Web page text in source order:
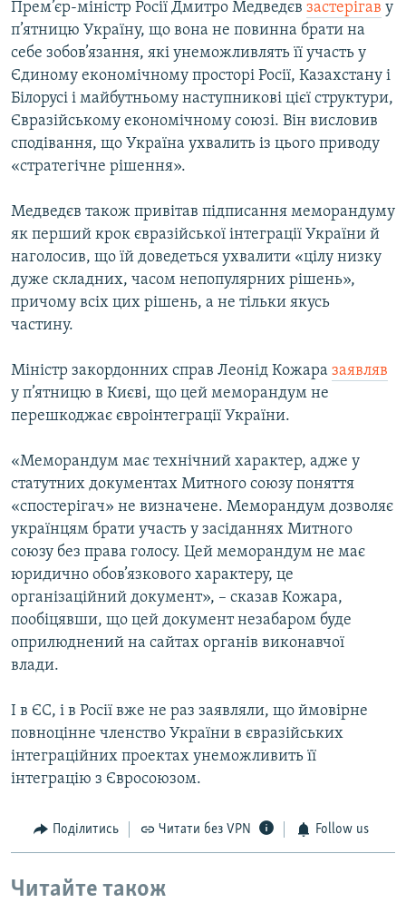
Прем’єр-міністр Росії Дмитро Медведєв застерігав у
п’ятницю Україну, що вона не повинна брати на
себе зобов’язання, які унеможливлять її участь у
Єдиному економічному просторі Росії, Казахстану і
Білорусі і майбутньому наступникові цієї структури,
Євразійському економічному союзі. Він висловив
сподівання, що Україна ухвалить із цього приводу
«стратегічне рішення».
Медведєв також привітав підписання меморандуму
як перший крок євразійської інтеграції України й
наголосив, що їй доведеться ухвалити «цілу низку
дуже складних, часом непопулярних рішень»,
причому всіх цих рішень, а не тільки якусь
частину.
Міністр закордонних справ Леонід Кожара заявляв
у п’ятницю в Києві, що цей меморандум не
перешкоджає євроінтеграції України.
«Меморандум має технічний характер, адже у
статутних документах Митного союзу поняття
«спостерігач» не визначене. Меморандум дозволяє
українцям брати участь у засіданнях Митного
союзу без права голосу. Цей меморандум не має
юридично обов’язкового характеру, це
організаційний документ», – сказав Кожара,
пообіцявши, що цей документ незабаром буде
оприлюднений на сайтах органів виконавчої
влади.
І в ЄС, і в Росії вже не раз заявляли, що ймовірне
повноцінне членство України в євразійських
інтеграційних проектах унеможливить її
інтеграцію з Євросоюзом.
Поділитись Читати без VPN Follow us
Читайте також